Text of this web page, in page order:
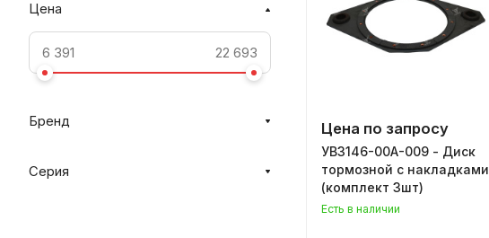
Цена по запросу
УВ3146-00А-009 - Диск
тормозной с накладками
(комплект 3шт)
Есть в наличии
Цена
Бренд
Серия